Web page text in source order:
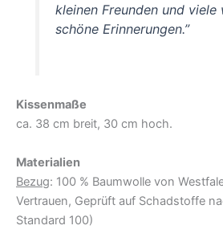
kleinen Freunden und viele
schöne Erinnerungen.”
Kissenmaße
ca. 38 cm breit, 30 cm hoch.
Materialien
Bezug: 100 % Baumwolle von
Vertrauen, Geprüft auf Schadstoffe
Standard 100)